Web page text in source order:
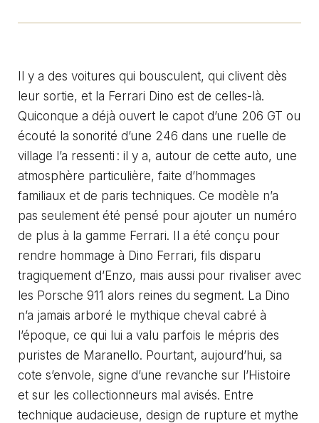
Il y a des voitures qui bousculent, qui clivent dès
leur sortie, et la Ferrari Dino est de celles-là.
Quiconque a déjà ouvert le capot d’une 206 GT ou
écouté la sonorité d’une 246 dans une ruelle de
village l’a ressenti : il y a, autour de cette auto, une
atmosphère particulière, faite d’hommages
familiaux et de paris techniques. Ce modèle n’a
pas seulement été pensé pour ajouter un numéro
de plus à la gamme Ferrari. Il a été conçu pour
rendre hommage à Dino Ferrari, fils disparu
tragiquement d’Enzo, mais aussi pour rivaliser avec
les Porsche 911 alors reines du segment. La Dino
n’a jamais arboré le mythique cheval cabré à
l’époque, ce qui lui a valu parfois le mépris des
puristes de Maranello. Pourtant, aujourd’hui, sa
cote s’envole, signe d’une revanche sur l’Histoire
et sur les collectionneurs mal avisés. Entre
technique audacieuse, design de rupture et mythe